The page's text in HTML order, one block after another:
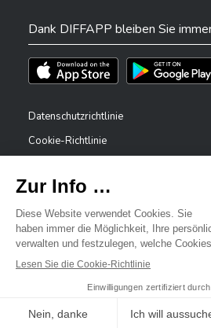
Dank DIFFAPP bleiben Sie
Téléchargez l'app sur l'App Store
Téléchargez
Datenschutzrichtlinie
Cookie-Richtlinie
Erklärung zur Barrierefreiheit
Meldesystem – Whistleblower
©2026 Alle Rechte vorbehalten .
Bonjour, comment